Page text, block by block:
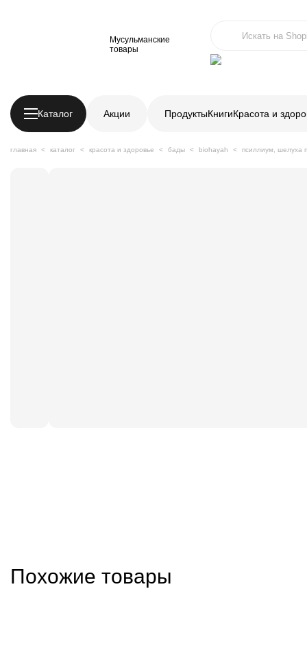
Мусульманские
товары
Каталог Акции ПродуктыКнигиКрасота и
главная каталог красота и здоровье бады biohayah псиллиум, шелуха
Похожие товары